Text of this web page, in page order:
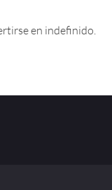
en indefinido.